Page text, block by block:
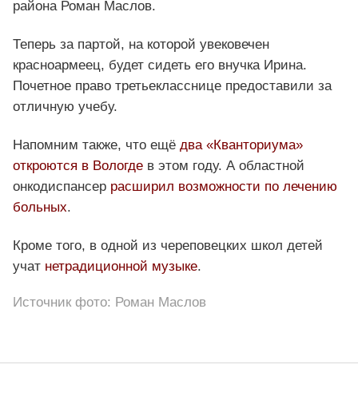
района Роман Маслов.
Теперь за партой, на которой увековечен
красноармеец, будет сидеть его внучка Ирина.
Почетное право третьекласснице предоставили за
отличную учебу.
Напомним также, что ещё два «Кванториума»
откроются в Вологде в этом году. А областной
онкодиспансер расширил возможности по лечению
больных.
Кроме того, в одной из череповецких школ детей
учат нетрадиционной музыке.
Источник фото: Роман Маслов